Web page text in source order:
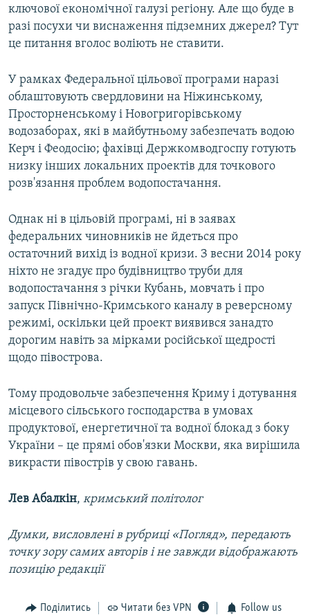
ключової економічної галузі регіону. Але що буде в
разі посухи чи виснаження підземних джерел? Тут
це питання вголос воліють не ставити.
У рамках Федеральної цільової програми наразі
облаштовують свердловини на Ніжинському,
Просторненському і Новогригорівському
водозаборах, які в майбутньому забезпечать водою
Керч і Феодосію; фахівці Держкомводгоспу готують
низку інших локальних проектів для точкового
розв'язання проблем водопостачання.
Однак ні в цільовій програмі, ні в заявах
федеральних чиновників не йдеться про
остаточний вихід із водної кризи. З весни 2014 року
ніхто не згадує про будівництво труби для
водопостачання з річки Кубань, мовчать і про
запуск Північно-Кримського каналу в реверсному
режимі, оскільки цей проект виявився занадто
дорогим навіть за мірками російської щедрості
щодо півострова.
Тому продовольче забезпечення Криму і дотування
місцевого сільського господарства в умовах
продуктової, енергетичної та водної блокад з боку
України – це прямі обов'язки Москви, яка вирішила
викрасти півострів у свою гавань.
Лев Абалкін, кримський політолог
Думки, висловлені в рубриці «Погляд», передають
точку зору самих авторів і не завжди відображають
позицію редакції
Поділитись Читати без VPN Follow us